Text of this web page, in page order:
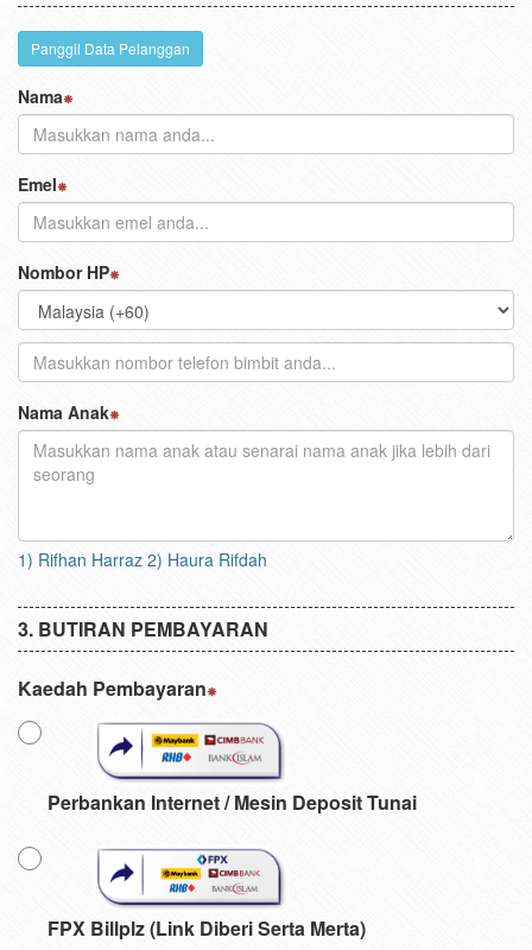
Panggil Data Pelanggan
Nama
Emel
Nombor HP
Nama Anak
1) Rifhan Harraz 2) Haura Rifdah
BUTIRAN PEMBAYARAN
Kaedah Pembayaran
Perbankan Internet / Mesin Deposit Tunai
FPX Billplz (Link Diberi Serta Merta)